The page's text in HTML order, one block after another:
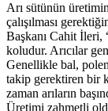
Arı sütünün
çalışılması
Başkanı Cahit İleri,
koludur. Arıcılar
Genellikle bal,
takip gerektiren bir
zaman arıların
Üretimi zahmetli